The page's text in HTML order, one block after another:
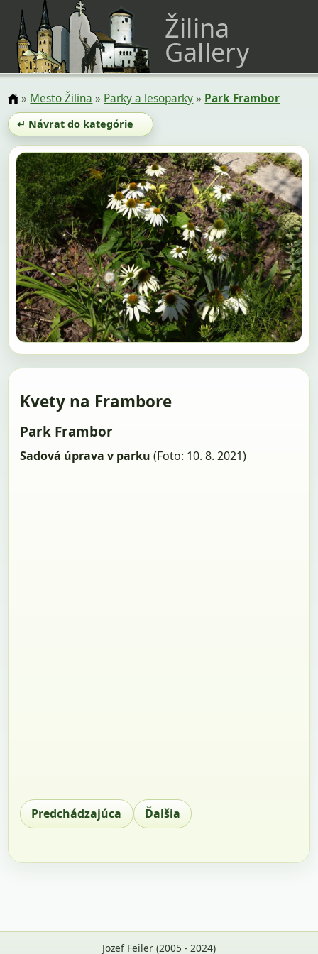
Žilina
Gallery
» Mesto Žilina » Parky a lesoparky» Park Frambor
↵ Návrat do kategórie
Kvety na Frambore
Park Frambor
Sadová úprava v parku(Foto: 10. 8. 2021)
Predchádzajúca Ďalšia
Jozef Feiler (2005 - 2024)